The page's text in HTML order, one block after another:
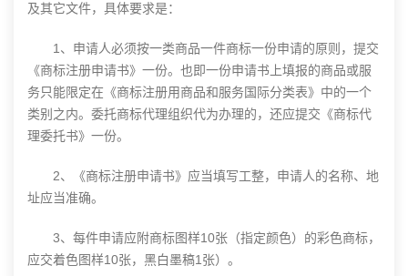
及其它文件，具体要求是：
1、申请人必须按一类商品一件商标一份申请的原则，提交
《商标注册申请书》一份。也即一份申请书上填报的商品或服
务只能限定在《商标注册用商品和服务国际分类表》中的一个
类别之内。委托商标代理组织代为办理的，还应提交《商标代
理委托书》一份。
2、《商标注册申请书》应当填写工整，申请人的名称、地
址应当准确。
3、每件申请应附商标图样10张（指定颜色）的彩色商标，
应交着色图样10张，黑白墨稿1张）。